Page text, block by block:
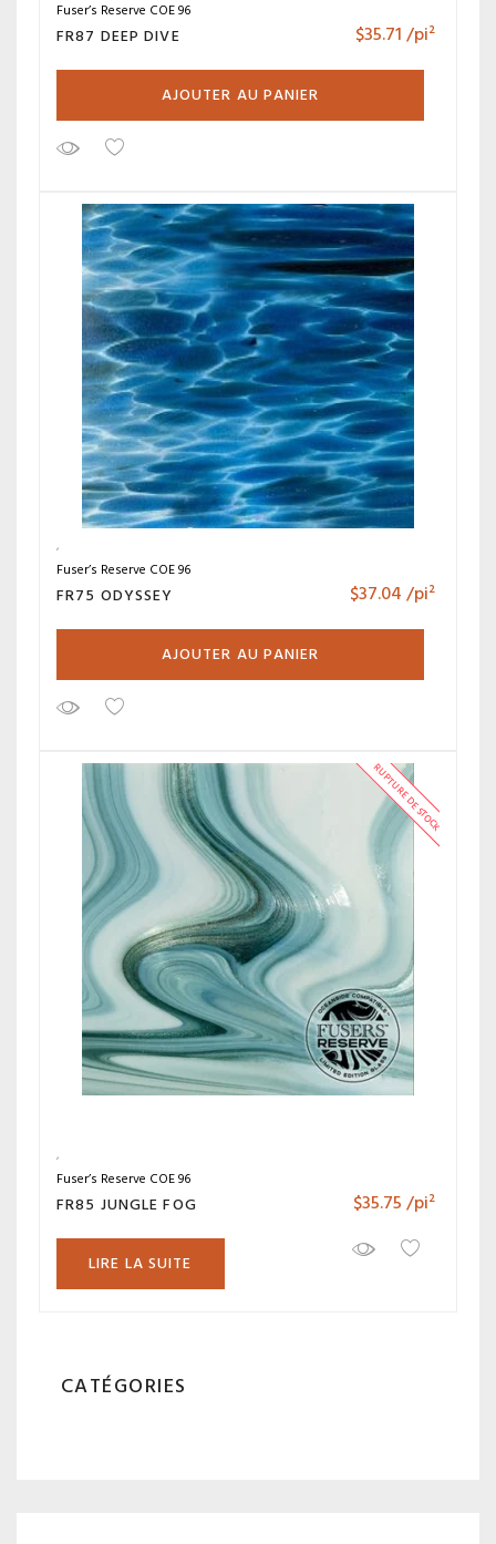
Fuser’s Reserve COE 96
FR87 DEEP DIVE $35.71/pi²
AJOUTER AU PANIER
Fuser’s Reserve COE 96
FR75 ODYSSEY $37.04/pi²
AJOUTER AU PANIER
RUPTURE DE STOCK
Fuser’s Reserve COE 96
FR85 JUNGLE FOG $35.75/pi²
LIRE LA SUITE
CATÉGORIES